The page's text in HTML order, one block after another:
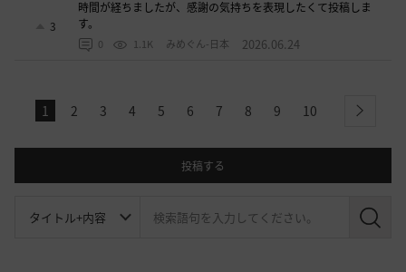
3
時間が経ちましたが、感謝の気持ちを表現したくて投稿しま
す。
0 1.1K みめぐん-日本 2026.06.24
1 2 3 4 5 6 7 8 9 10 next
投稿する
検